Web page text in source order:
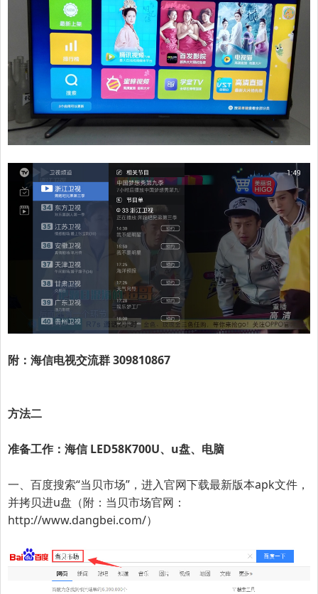
附：海信电视交流群 309810867
方法二
准备工作：海信 LED58K700U、u盘、电脑
一、百度搜索“当贝市场”，进入官网下载最新版本apk文件，
并拷贝进u盘（附：当贝市场官网：
http://www.dangbei.com/）